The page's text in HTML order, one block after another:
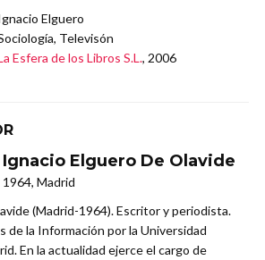
Elguero
Televisón
Esfera de los Libros S.L., 2006
Ignacio Elguero De Olavide
1964, Madrid
(Madrid-1964). Escritor y periodista.
de la Información por la Universidad
En la actualidad ejerce el cargo de